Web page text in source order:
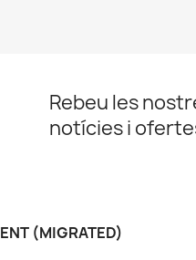
Rebeu les
notícies i
(MIGRATED)